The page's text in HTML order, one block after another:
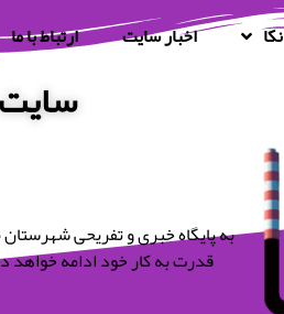
نکا اخبار سایت ارتباط با ما
قدرت به کار خود ادامه خواهد